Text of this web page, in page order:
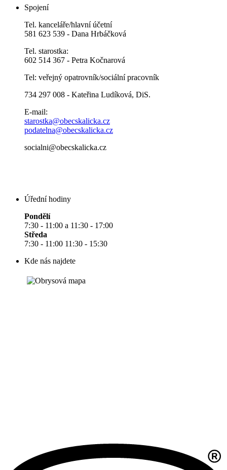
Spojení
Tel. kanceláře/hlavní účetní
581 623 539 - Dana Hrbáčková
Tel. starostka:
602 514 367 - Petra Kočnarová
Tel: veřejný opatrovník/sociální pracovník
734 297 008 - Kateřina Ludíková, DiS.
E-mail:
starostka@obecskalicka.cz
podatelna@obecskalicka.cz
socialni@obecskalicka.cz
Úřední hodiny
Pondělí
7:30 - 11:00 a 11:30 - 17:00
Středa
7:30 - 11:00 11:30 - 15:30
Kde nás najdete